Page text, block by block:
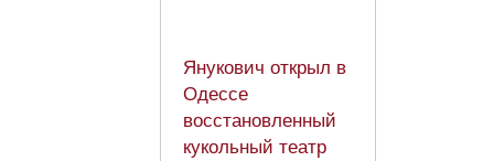
Янукович открыл в
Одессе
восстановленный
кукольный театр